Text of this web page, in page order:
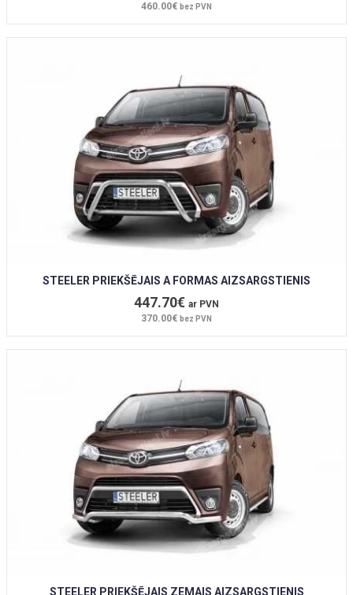
460.00€ bez PVN
STEELER PRIEKŠĒJAIS A FORMAS AIZSARGSTIENIS
447.70€ ar PVN
370.00€ bez PVN
STEELER PRIEKŠĒJAIS ZEMAIS AIZSARGSTIENIS